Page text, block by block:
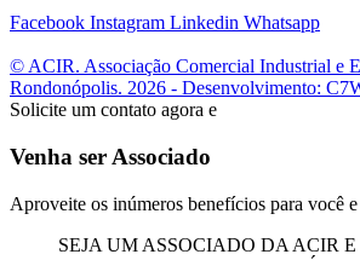
Facebook Instagram Linkedin Whatsapp
© ACIR. Associação Comercial Industrial e
Rondonópolis. 2026 - Desenvolvimento:
Solicite um contato agora e
Venha ser Associado
Aproveite os inúmeros benefícios para você e
SEJA UM ASSOCIADO DA ACIR